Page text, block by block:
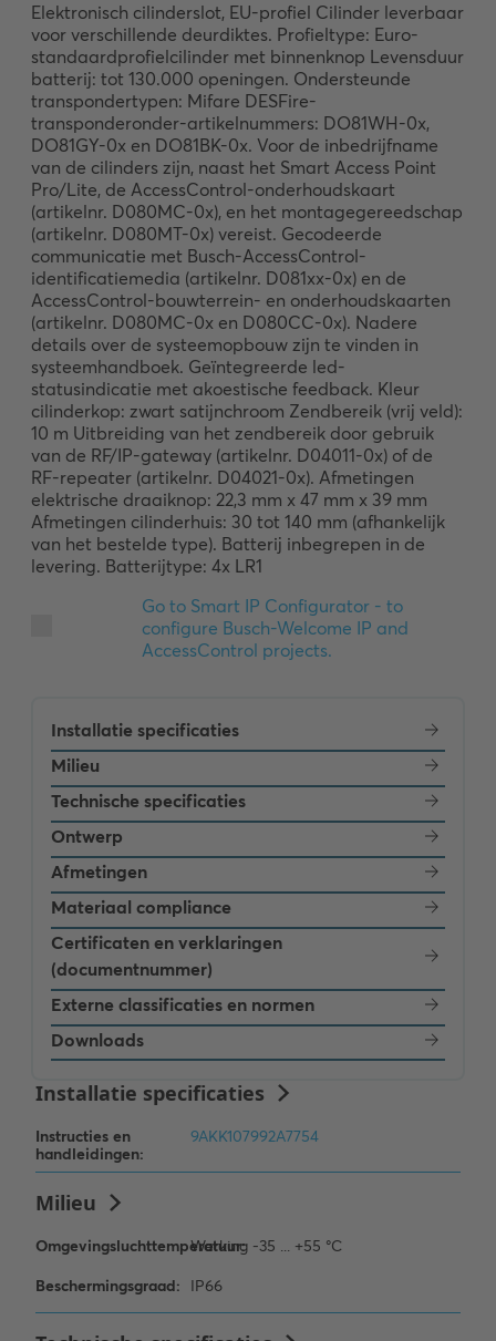
Elektronisch cilinderslot, EU-profiel Cilinder leverbaar
voor verschillende deurdiktes. Profieltype: Euro-
standaardprofielcilinder met binnenknop Levensduur
batterij: tot 130.000 openingen. Ondersteunde
transpondertypen: Mifare DESFire-
transponderonder-artikelnummers: DO81WH-0x,
DO81GY-0x en DO81BK-0x. Voor de inbedrijfname
van de cilinders zijn, naast het Smart Access Point
Pro/Lite, de AccessControl-onderhoudskaart
(artikelnr. D080MC-0x), en het montagegereedschap
(artikelnr. D080MT-0x) vereist. Gecodeerde
communicatie met Busch-AccessControl-
identificatiemedia (artikelnr. D081xx-0x) en de
AccessControl-bouwterrein- en onderhoudskaarten
(artikelnr. D080MC-0x en D080CC-0x). Nadere
details over de systeemopbouw zijn te vinden in
systeemhandboek. Geïntegreerde led-
statusindicatie met akoestische feedback. Kleur
cilinderkop: zwart satijnchroom Zendbereik (vrij veld):
10 m Uitbreiding van het zendbereik door gebruik
van de RF/IP-gateway (artikelnr. D04011-0x) of de
RF-repeater (artikelnr. D04021-0x). Afmetingen
elektrische draaiknop: 22,3 mm x 47 mm x 39 mm
Afmetingen cilinderhuis: 30 tot 140 mm (afhankelijk
van het bestelde type). Batterij inbegrepen in de
levering. Batterijtype: 4x LR1
Installatie specificaties
Milieu
Technische specificaties
Ontwerp
Afmetingen
Materiaal compliance
Certificaten en verklaringen
(documentnummer)
Externe classificaties en normen
Downloads